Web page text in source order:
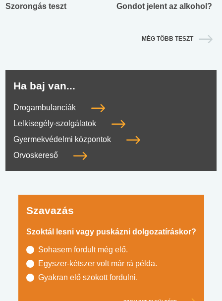
Szorongás teszt Gondot jelent az alkohol?
MÉG TÖBB TESZT
Ha baj van...
Drogambulanciák
Lelkisegély-szolgálatok
Gyermekvédelmi központok
Orvoskereső
Szavazás
Szoktál lesni vagy puskázni dolgozatíráskor?
Sohasem fordult még elő.
Egyszer-kétszer volt már rá példa.
Gyakran elő szokott fordulni.